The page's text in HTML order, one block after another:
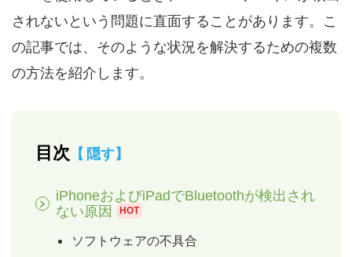
されないという問題に直面することがあります。こ
の記事では、そのような状況を解決するための複数
の方法を紹介します。
目次 隠す
iPhoneおよびiPadでBluetoothが検出され
ない原因
HOT
ソフトウェアの不具合